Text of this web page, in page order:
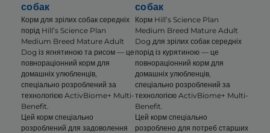
собак
Корм для зрілих собак середніх
порід Hill’s Science Plan
Medium Breed Mature Adult
Dog із ягнятиною та рисом — це
повнораціонний корм для
домашніх улюбленців,
спеціально розроблений за
технологією ActivBiome+ Multi-
Benefit.
Цей корм спеціально
розроблений для задоволення
собак
Корм Hill’s Science Plan
Medium Breed Mature Adult
Dog для зрілих собак середніх
порід із курятиною — це
повнораціонний корм для
домашніх улюбленців,
спеціально розроблений за
технологією ActivBiome+ Multi-
Benefit.
Цей корм спеціально
розроблено для потреб старших